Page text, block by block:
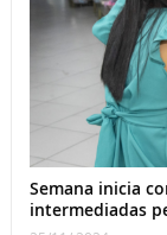
Semana inicia
intermediadas